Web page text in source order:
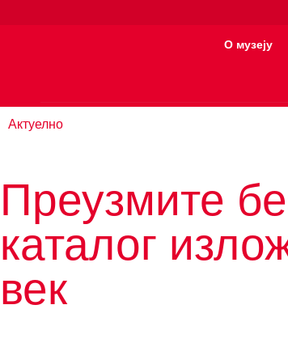
О музеју
Актуелно
Преузмите
каталог
век